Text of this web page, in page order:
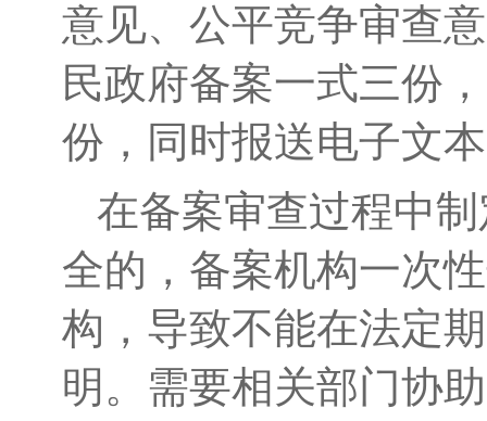
意见、公平竞争审查
民政府备案一式三份
份，同时报送电子文
在备案审查过程中
全的，备案机构一次
构，导致不能在法定
明。需要相关部门协